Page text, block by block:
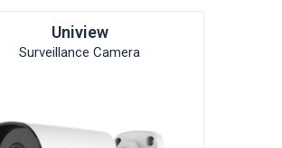
Uniview
Surveillance Camera